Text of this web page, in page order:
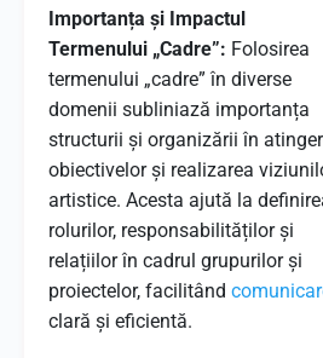
Importanța și Impactul
Termenului „Cadre”: Folosirea
termenului „cadre” în diverse
domenii subliniază importanța
structurii și organizării în
obiectivelor și realizarea
artistice. Acesta ajută la
rolurilor, responsabilităților și
relațiilor în cadrul grupurilor și
proiectelor, facilitând
clară și eficientă.